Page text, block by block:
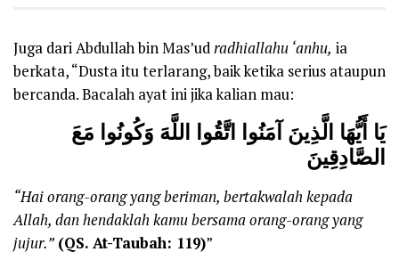
Juga dari Abdullah bin Mas’udradhiallahu ‘anhu, ia
berkata, “Dusta itu terlarang, baik ketika serius ataupun
bercanda. Bacalah ayat ini jika kalian mau:
يَا أَيُّهَا الَّذِينَ آمَنُوا اتَّقُوا اللَّهَ وَكُونُوا مَعَ
الصَّادِقِينَ
“Hai orang-orang yang beriman, bertakwalah kepada
Allah, dan hendaklah kamu bersama orang-orang yang
jujur.” (QS. At-Taubah: 119)”